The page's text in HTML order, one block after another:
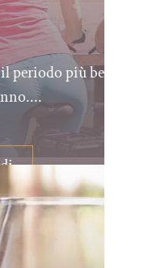
periodo più bello